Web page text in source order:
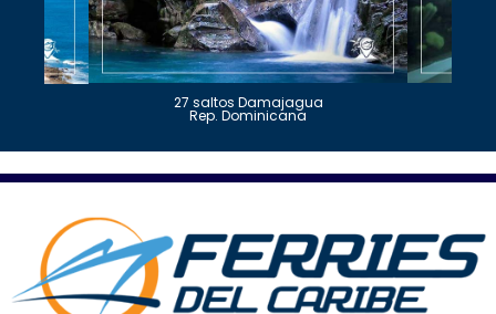
27 saltos Damajagua
Rep. Dominicana